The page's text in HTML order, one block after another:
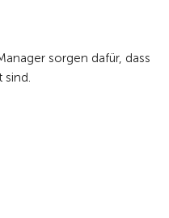
sorgen dafür, dass
sind.